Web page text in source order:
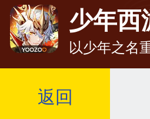
少年西
以少年之名
返回